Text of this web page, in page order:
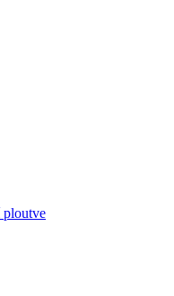
ploutve